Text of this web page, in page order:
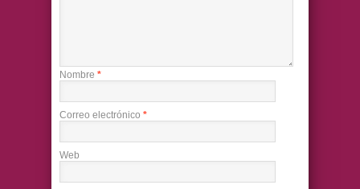
Nombre *
Correo electrónico *
Web